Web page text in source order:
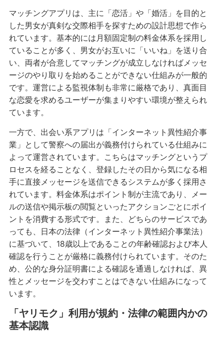
マッチングアプリは、主に「恋活」や「婚活」を目的と
した男女が真剣な交際相手を探すための設計思想で作ら
れています。基本的には月額固定制の料金体系を採用し
ていることが多く、男女がお互いに「いいね」を送り合
い、両者が合意してマッチングが成立しなければメッセ
ージのやり取りを始めることができない仕組みが一般的
です。運営による監視体制も非常に厳格であり、真面目
な恋愛を求めるユーザーが集まりやすい環境が整えられ
ています。
一方で、出会い系アプリは「インターネット異性紹介事
業」として警察への届出が義務付けられている仕組みに
よって運営されています。こちらはマッチングというプ
ロセスを経ることなく、登録したその日から気になる相
手に直接メッセージを送信できるシステムが多く採用さ
れています。料金体系はポイント制が主流であり、メー
ルの送信や掲示板の閲覧といったアクションごとにポイ
ントを消費する形式です。また、どちらのサービスであ
っても、日本の法律（インターネット異性紹介事業法）
に基づいて、18歳以上であることの年齢確認および本人
確認を行うことが厳格に義務付けられています。そのた
め、公的な身分証明書による確認を通過しなければ、異
性とメッセージを交わすことはできない仕組みになって
います。
「ヤリモク」利用が規約・法律の範囲内かの
基本認識